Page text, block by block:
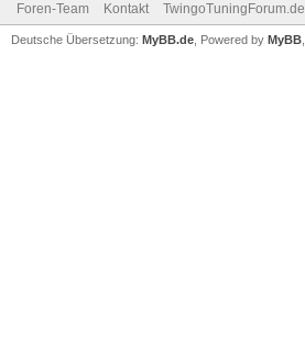
Foren-Team Kontakt TwingoTuningForum.de
Deutsche Übersetzung: MyBB.de , Powered by MyBB